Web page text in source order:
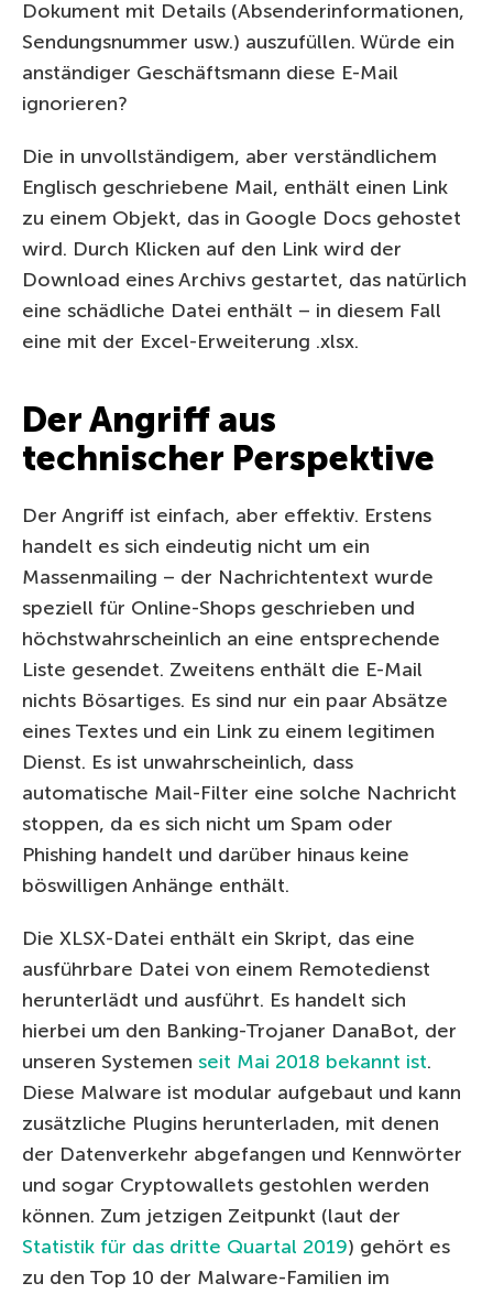
Dokument mit Details (Absenderinformationen,
Sendungsnummer usw.) auszufüllen. Würde ein
anständiger Geschäftsmann diese E-Mail
ignorieren?
Die in unvollständigem, aber verständlichem
Englisch geschriebene Mail, enthält einen Link
zu einem Objekt, das in Google Docs gehostet
wird. Durch Klicken auf den Link wird der
Download eines Archivs gestartet, das natürlich
eine schädliche Datei enthält – in diesem Fall
eine mit der Excel-Erweiterung .xlsx.
Der Angriff aus
technischer Perspektive
Der Angriff ist einfach, aber effektiv. Erstens
handelt es sich eindeutig nicht um ein
Massenmailing – der Nachrichtentext wurde
speziell für Online-Shops geschrieben und
höchstwahrscheinlich an eine entsprechende
Liste gesendet. Zweitens enthält die E-Mail
nichts Bösartiges. Es sind nur ein paar Absätze
eines Textes und ein Link zu einem legitimen
Dienst. Es ist unwahrscheinlich, dass
automatische Mail-Filter eine solche Nachricht
stoppen, da es sich nicht um Spam oder
Phishing handelt und darüber hinaus keine
böswilligen Anhänge enthält.
Die XLSX-Datei enthält ein Skript, das eine
ausführbare Datei von einem Remotedienst
herunterlädt und ausführt. Es handelt sich
hierbei um den Banking-Trojaner DanaBot, der
unseren Systemen seit Mai 2018 bekannt ist.
Diese Malware ist modular aufgebaut und kann
zusätzliche Plugins herunterladen, mit denen
der Datenverkehr abgefangen und Kennwörter
und sogar Cryptowallets gestohlen werden
können. Zum jetzigen Zeitpunkt (laut der
Statistik für das dritte Quartal 2019) gehört es
zu den Top 10 der Malware-Familien im